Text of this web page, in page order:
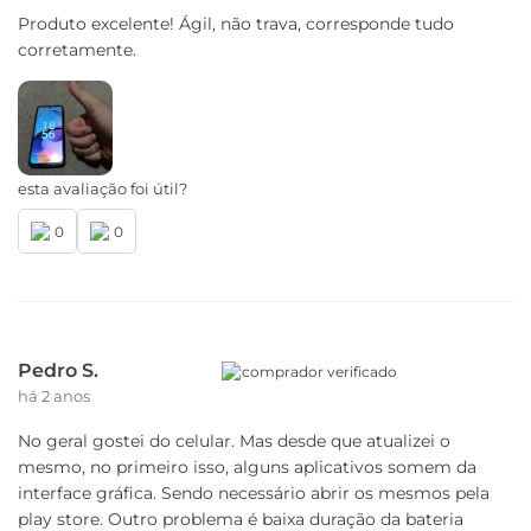
Produto excelente! Ágil, não trava, corresponde tudo
corretamente.
esta avaliação foi útil?
0 0
Pedro S.
há 2 anos
comprador verificado
No geral gostei do celular. Mas desde que atualizei o
mesmo, no primeiro isso, alguns aplicativos somem da
interface gráfica. Sendo necessário abrir os mesmos pela
play store. Outro problema é baixa duração da bateria